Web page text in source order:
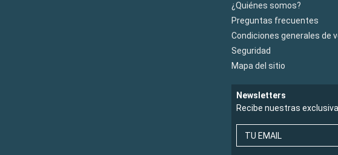
¿Quiénes somos?
Preguntas frecuentes
Condiciones generales de
Seguridad
Mapa del sitio
Newsletters
Recibe nuestras
TU EMAIL